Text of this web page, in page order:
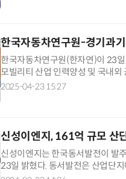
한국자동차연구원-경기과
한국자동차연구원(한자연)이 23
모빌리티 산업 인력양성 및 국내
환경 모빌리티 핵심기술 분야 인
2025-04-23 15:27
신성이엔지, 161억 규모 산
신성이엔지는 한국동서발전이 발
23일 밝혔다. 동서발전은 산업단